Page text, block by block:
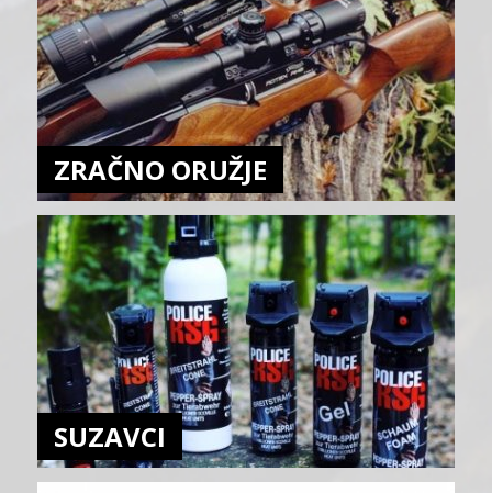
ZRAČNO ORUŽJE
SUZAVCI